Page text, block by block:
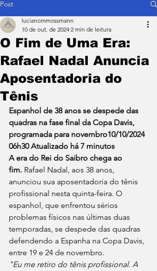
Post
O Fim de Uma Era:
Rafael Nadal Anuncia
Aposentadoria do
Tênis
lucianommossmann
10 de out. de 2024 2 min de leitura
Espanhol de 38 anos se despede das
quadras na fase final da Copa Davis,
programada para novembro10/10/2024
06h30 Atualizado há 7 minutos
A era do Rei do Saibro chega ao
fim. Rafael Nadal, aos 38 anos,
anunciou sua aposentadoria do tênis
profissional nesta quinta-feira. O
espanhol, que enfrentou sérios
problemas físicos nas últimas duas
temporadas, se despede das quadras
defendendo a Espanha na Copa Davis,
entre 19 e 24 de novembro.
"Eu me retiro do tênis profissional. A